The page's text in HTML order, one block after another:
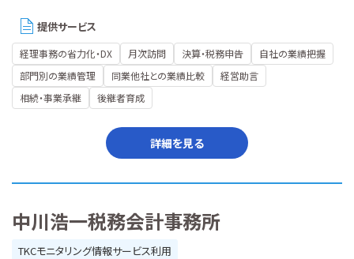
提供サービス
経理事務の省力化・DX 月次訪問 決算・税務申告
自社の業績把握
部門別の業績管理
同業他社との業績比較
経営助言
相続・事業承継
後継者育成
詳細を見る
中川浩一税務会計事務所
TKCモニタリング情報サービス利用